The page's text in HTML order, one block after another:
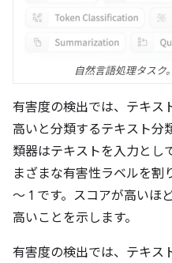
自然言語処理タスク
有害度の検出では、テキス
高いと分類するテキスト分
類器はテキストを入力とし
まざまな有害性ラベルを割
～ 1 です。スコアが高いほ
高いことを示します。
有害度の検出では、テキス